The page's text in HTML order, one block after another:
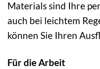
Materials sind Ihre
auch bei leichtem
können Sie Ihren
Für die Arbeit